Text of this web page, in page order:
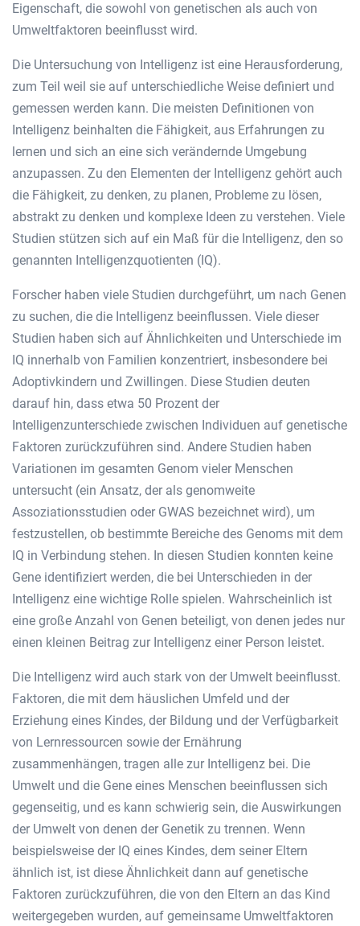
Eigenschaft, die sowohl von genetischen als auch von
Umweltfaktoren beeinflusst wird.
Die Untersuchung von Intelligenz ist eine Herausforderung,
zum Teil weil sie auf unterschiedliche Weise definiert und
gemessen werden kann. Die meisten Definitionen von
Intelligenz beinhalten die Fähigkeit, aus Erfahrungen zu
lernen und sich an eine sich verändernde Umgebung
anzupassen. Zu den Elementen der Intelligenz gehört auch
die Fähigkeit, zu denken, zu planen, Probleme zu lösen,
abstrakt zu denken und komplexe Ideen zu verstehen. Viele
Studien stützen sich auf ein Maß für die Intelligenz, den so
genannten Intelligenzquotienten (IQ).
Forscher haben viele Studien durchgeführt, um nach Genen
zu suchen, die die Intelligenz beeinflussen. Viele dieser
Studien haben sich auf Ähnlichkeiten und Unterschiede im
IQ innerhalb von Familien konzentriert, insbesondere bei
Adoptivkindern und Zwillingen. Diese Studien deuten
darauf hin, dass etwa 50 Prozent der
Intelligenzunterschiede zwischen Individuen auf genetische
Faktoren zurückzuführen sind. Andere Studien haben
Variationen im gesamten Genom vieler Menschen
untersucht (ein Ansatz, der als genomweite
Assoziationsstudien oder GWAS bezeichnet wird), um
festzustellen, ob bestimmte Bereiche des Genoms mit dem
IQ in Verbindung stehen. In diesen Studien konnten keine
Gene identifiziert werden, die bei Unterschieden in der
Intelligenz eine wichtige Rolle spielen. Wahrscheinlich ist
eine große Anzahl von Genen beteiligt, von denen jedes nur
einen kleinen Beitrag zur Intelligenz einer Person leistet.
Die Intelligenz wird auch stark von der Umwelt beeinflusst.
Faktoren, die mit dem häuslichen Umfeld und der
Erziehung eines Kindes, der Bildung und der Verfügbarkeit
von Lernressourcen sowie der Ernährung
zusammenhängen, tragen alle zur Intelligenz bei. Die
Umwelt und die Gene eines Menschen beeinflussen sich
gegenseitig, und es kann schwierig sein, die Auswirkungen
der Umwelt von denen der Genetik zu trennen. Wenn
beispielsweise der IQ eines Kindes, dem seiner Eltern
ähnlich ist, ist diese Ähnlichkeit dann auf genetische
Faktoren zurückzuführen, die von den Eltern an das Kind
weitergegeben wurden, auf gemeinsame Umweltfaktoren